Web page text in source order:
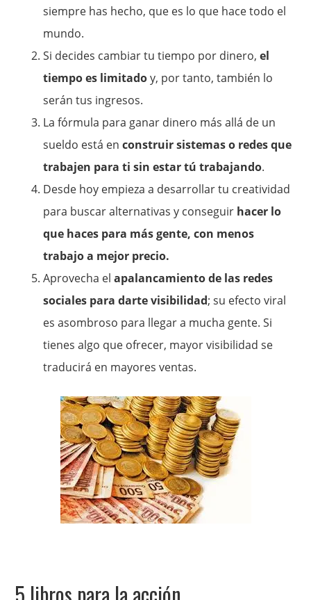
siempre has hecho, que es lo que hace todo el
mundo.
Si decides cambiar tu tiempo por dinero,el
tiempo es limitadoy, por tanto, también lo
serán tus ingresos.
La fórmula para ganar dinero más allá de un
sueldo está enconstruir sistemas o redes que
trabajen para ti sin estar tú trabajando.
Desde hoy empieza a desarrollar tu creatividad
para buscar alternativas y conseguir hacer lo
que haces para más gente, con menos
trabajo a mejor precio.
Aprovecha el apalancamiento de las redes
sociales para darte visibilidad; su efecto viral
es asombroso para llegar a mucha gente. Si
tienes algo que ofrecer, mayor visibilidad se
traducirá en mayores ventas.